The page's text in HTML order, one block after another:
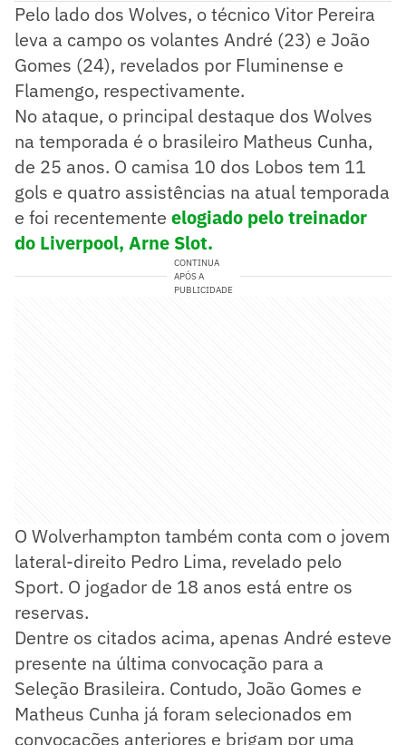
Pelo lado dos Wolves, o técnico Vitor Pereira
leva a campo os volantes André (23) e João
Gomes (24), revelados por Fluminense e
Flamengo, respectivamente.
No ataque, o principal destaque dos Wolves
na temporada é o brasileiro Matheus Cunha,
de 25 anos. O camisa 10 dos Lobos tem 11
gols e quatro assistências na atual temporada
e foi recentemente elogiado pelo treinador
do Liverpool, Arne Slot.
CONTINUA
APÓS A
PUBLICIDADE
O Wolverhampton também conta com o jovem
lateral-direito Pedro Lima, revelado pelo
Sport. O jogador de 18 anos está entre os
reservas.
Dentre os citados acima, apenas André esteve
presente na última convocação para a
Seleção Brasileira. Contudo, João Gomes e
Matheus Cunha já foram selecionados em
convocações anteriores e brigam por uma